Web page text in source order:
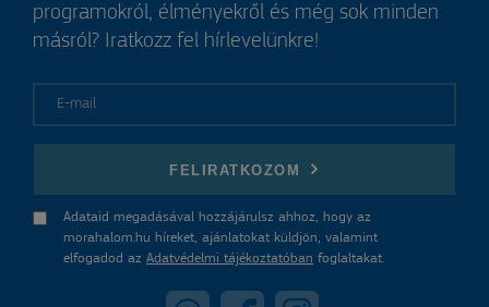
programokról, élményekről és még sok minden
másról? Iratkozz fel hírlevelünkre!
FELIRATKOZOM
Adataid megadásával hozzájárulsz ahhoz, hogy az
morahalom.hu híreket, ajánlatokat küldjön, valamint
elfogadod az Adatvédelmi tájékoztatóban foglaltakat.